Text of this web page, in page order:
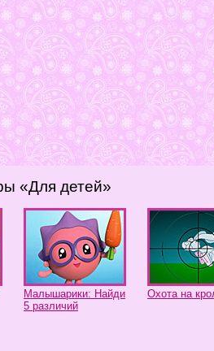
«Для детей»
Малышарики: Найди
5 различий
Охота на